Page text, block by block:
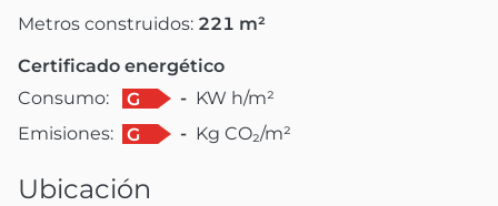
Metros construidos: 221 m²
Certificado energético
Consumo:
G - KW h/m²
Emisiones:
G - Kg CO₂/m²
Ubicación